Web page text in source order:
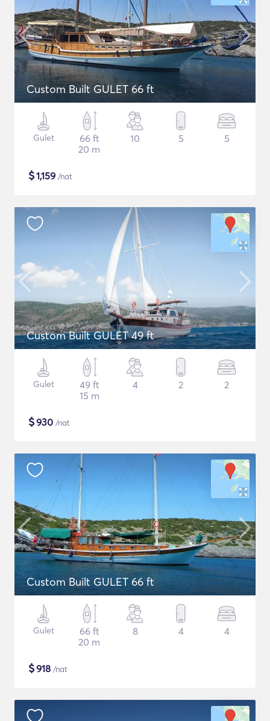
Custom Built GULET 66 ft
Gulet
66 ft
20 m
10 5 5
$1,159 /nat
Custom Built GULET 49 ft
Gulet
49 ft
15 m
4 2 2
$930 /nat
Custom Built GULET 66 ft
Gulet
66 ft
20 m
8 4 4
$918 /nat